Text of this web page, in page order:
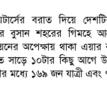
বরাত দিয়ে
বুসান শহরের গিমহে
অপেক্ষায় থাকা
সাড়ে ১০টার কিছু আগে
মধ্যে ১৬৯ জন যাত্রী এবং